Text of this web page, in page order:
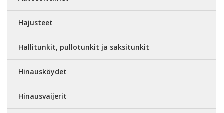
Hajusteet
Hallitunkit, pullotunkit ja saksitunkit
Hinausköydet
Hinausvaijerit